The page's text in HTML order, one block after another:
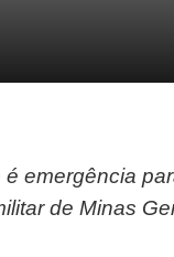
é emergência
de Minas